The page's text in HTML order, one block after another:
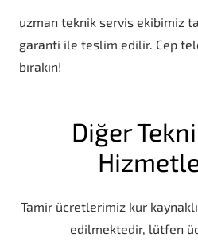
uzman teknik servis ekibimiz
garanti ile teslim edilir. Cep
bırakın!
Diğer
Tamir ücretlerimiz kur
edilmektedir, lütfen